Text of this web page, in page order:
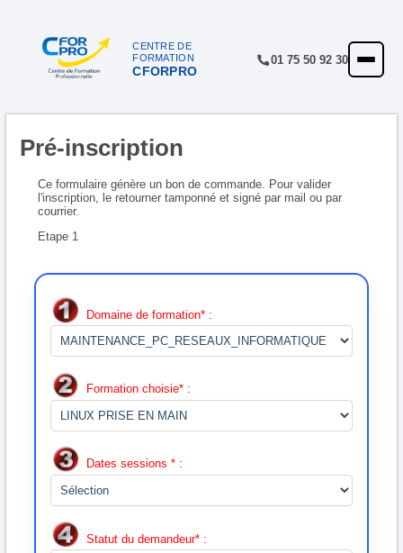
CENTRE DE
FORMATION
CFORPRO
01 75 50 92 30
ACCUEIL
NOTRE OFFRE
SATISFACTION
Pré-inscription
Ce formulaire génère un bon de commande. Pour valider
l'inscription, le retourner tamponné et signé par mail ou par
courrier.
Etape 1
Domaine de formation* :
Formation choisie* :
Dates sessions * :
Statut du demandeur* :